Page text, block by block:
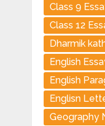
Class 9
Class 12
Dharmik
English
English
Englisn
Geography